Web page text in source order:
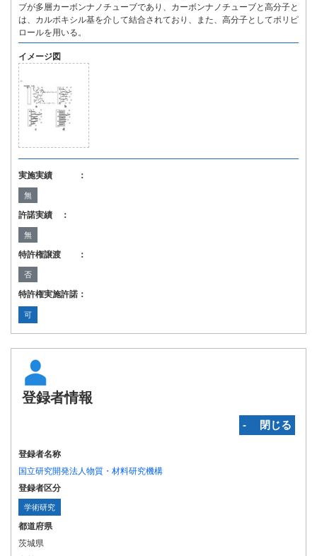
ブが多層カーボンナノチューブであり、カーボンナノチューブと高分子と
は、カルボキシル基を介して結合されており、また、高分子としてポリピ
ロールを用いる。
イメージ図
実施実績 ：
無
許諾実績 ：
無
特許権譲渡 ：
否
特許権実施許諾：
可
登録者情報
‐ 閉じる
登録者名称
国立研究開発法人物質・材料研究機構
登録者区分
学術研究
都道府県
茨城県